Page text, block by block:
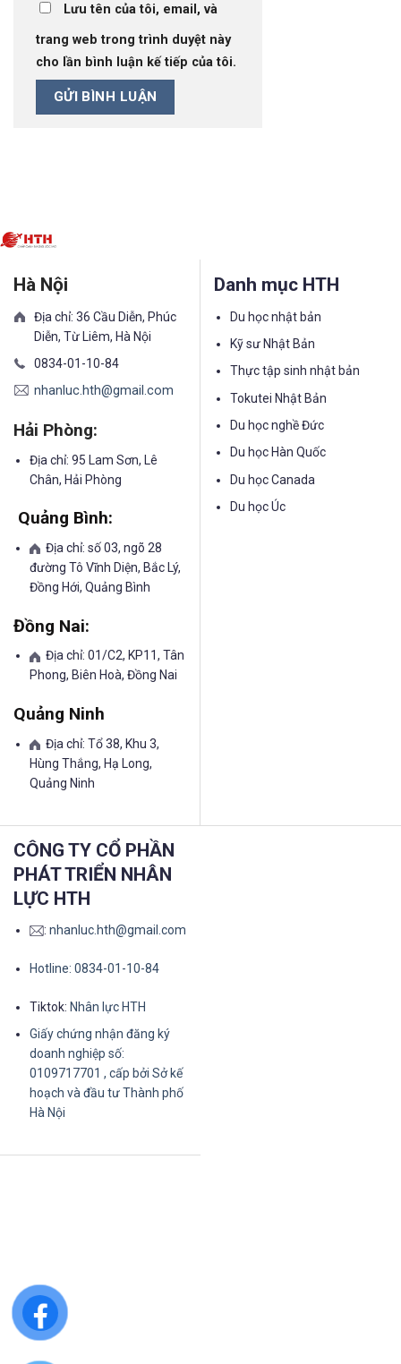
Lưu tên của tôi, email, và
trang web trong trình duyệt này
cho lần bình luận kế tiếp của tôi.
Hà Nội
Địa chỉ: 36 Cầu Diễn, Phúc
Diễn, Từ Liêm, Hà Nội
0834-01-10-84
nhanluc.hth@gmail.com
Hải Phòng:
Địa chỉ: 95 Lam Sơn, Lê
Chân, Hải Phòng
Quảng Bình:
Địa chỉ: số 03, ngõ 28
đường Tô Vĩnh Diện, Bắc Lý,
Đồng Hới, Quảng Bình
Đồng Nai:
Địa chỉ: 01/C2, KP11, Tân
Phong, Biên Hoà, Đồng Nai
Quảng Ninh
Địa chỉ: Tổ 38, Khu 3,
Hùng Thắng, Hạ Long,
Quảng Ninh
Danh mục HTH
Du học nhật bản
Kỹ sư Nhật Bản
Thực tập sinh nhật bản
Tokutei Nhật Bản
Du học nghề Đức
Du học Hàn Quốc
Du học Canada
Du học Úc
CÔNG TY CỔ PHẦN
PHÁT TRIỂN NHÂN
LỰC HTH
:nhanluc.hth@gmail.com
Hotline: 0834-01-10-84
Tiktok: Nhân lực HTH
Giấy chứng nhận đăng ký
doanh nghiệp số:
0109717701 , cấp bởi Sở kế
hoạch và đầu tư Thành phố
Hà Nội